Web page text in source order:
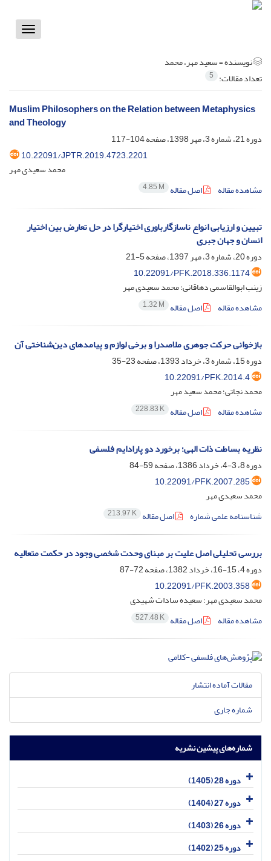
Toggle
نویسنده =سعید مهر، محمد
تعداد مقالات: 5
Muslim Philosophers on the Relation between Metaphysics
and Theology
دوره 21، شماره 3، مهر 1398، صفحه
104-117
10.22091/JPTR.2019.4723.2201
محمد سعیدی مهر
مشاهده مقاله
اصل مقاله 4.85 M
تبیین و ارزیابی انواع ناسازگارباوری اختیارگرا در حل تعارض بین اختیار
انسان و جهان جبری
دوره 20، شماره 3، مهر 1397، صفحه
5-21
10.22091/PFK.2018.336.1174
زینب ابوالقاسمی دهاقانی؛ محمد سعیدی مهر
مشاهده مقاله
اصل مقاله 1.32 M
بازخوانی حرکت جوهری ملاصدرا و برخی لوازم و پیامد‌های دین‌شناختی آن
دوره 15، شماره 3، خرداد 1393، صفحه
23-35
10.22091/PFK.2014.4
محمد نجاتی؛ محمد سعید مهر
مشاهده مقاله
اصل مقاله 228.83 K
نظریه بساطت ذات الهی؛ برخورد دو پارادایم فلسفی
دوره 8، 3-4، خرداد 1386، صفحه
59-84
10.22091/PFK.2007.285
محمد سعیدی مهر
شناسنامه علمی شماره
اصل مقاله 213.97 K
بررسی تحلیلی اصل علیت بر مبنای وحدت شخصی وجود در حکمت متعالیه
دوره 4، 15-16، خرداد 1382، صفحه
72-87
10.22091/PFK.2003.358
محمد سعیدی مهر؛ سعیده سادات شهیدی
مشاهده مقاله
اصل مقاله 527.48 K
مقالات آماده انتشار
شماره جاری
شماره‌های پیشین نشریه
دوره 28 (1405)
دوره 27 (1404)
دوره 26 (1403)
دوره 25 (1402)